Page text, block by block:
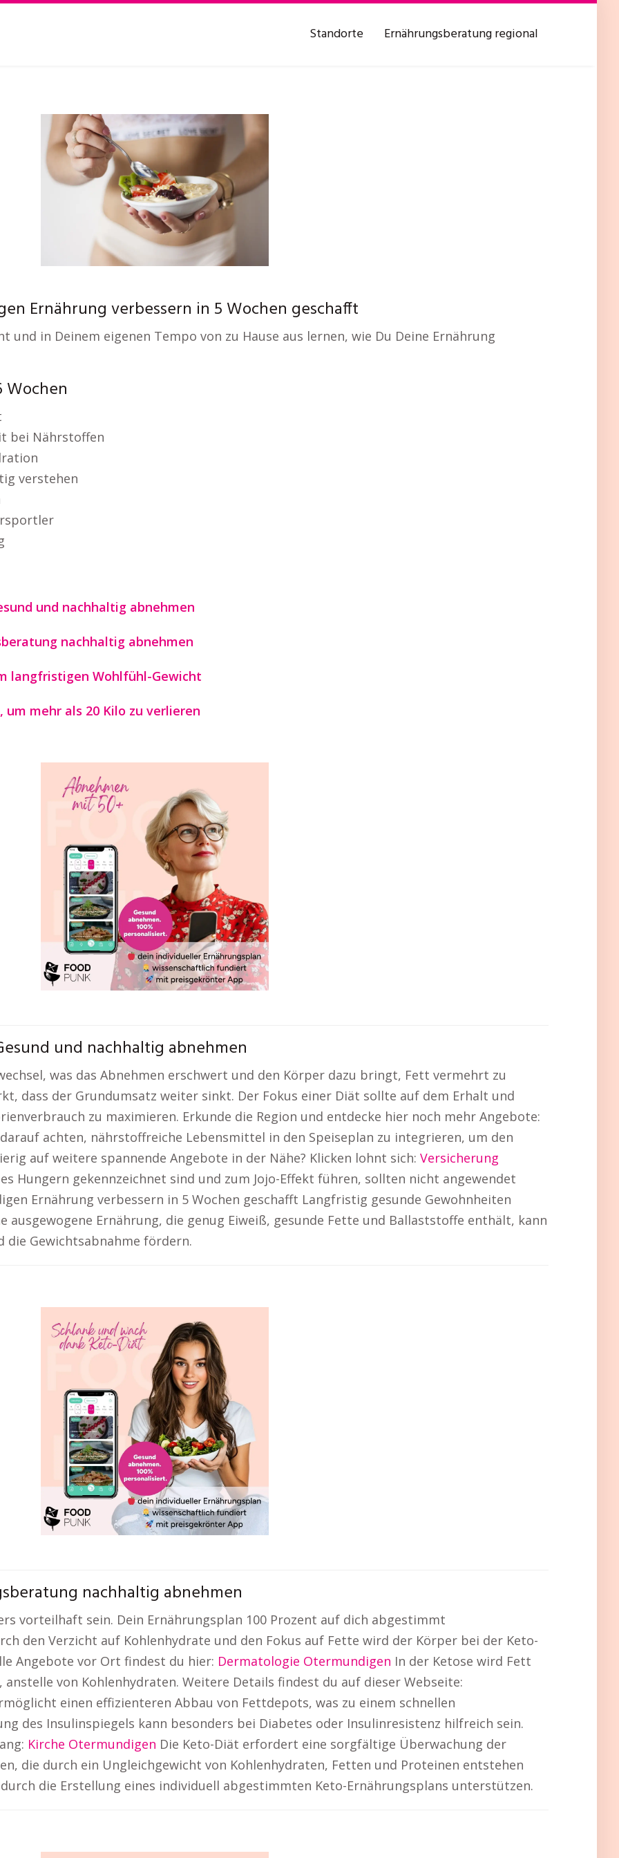
Standorte Ernährungsberatung regional
Ernährung verbessern in 5 Wochen geschafft
in Deinem eigenen Tempo von zu Hause aus lernen, wie Du Deine Ernährung
Wochen
bei Nährstoffen
verstehen
und nachhaltig abnehmen
nachhaltig abnehmen
langfristigen Wohlfühl-Gewicht
um mehr als 20 Kilo zu verlieren
und nachhaltig abnehmen
was das Abnehmen erschwert und den Körper dazu bringt, Fett vermehrt zu
dass der Grundumsatz weiter sinkt. Der Fokus einer Diät sollte auf dem Erhalt und
zu maximieren. Erkunde die Region und entdecke hier noch mehr Angebote:
achten, nährstoffreiche Lebensmittel in den Speiseplan zu integrieren, um den
auf weitere spannende Angebote in der Nähe? Klicken lohnt sich: Versicherung
Hungern gekennzeichnet sind und zum Jojo-Effekt führen, sollten nicht angewendet
Ernährung verbessern in 5 Wochen geschafft Langfristig gesunde Gewohnheiten
ausgewogene Ernährung, die genug Eiweiß, gesunde Fette und Ballaststoffe enthält, kann
die Gewichtsabnahme fördern.
nachhaltig abnehmen
vorteilhaft sein. Dein Ernährungsplan 100 Prozent auf dich abgestimmt
den Verzicht auf Kohlenhydrate und den Fokus auf Fette wird der Körper bei der Keto-
Angebote vor Ort findest du hier: Dermatologie Otermundigen In der Ketose wird Fett
von Kohlenhydraten. Weitere Details findest du auf dieser Webseite:
einen effizienteren Abbau von Fettdepots, was zu einem schnellen
des Insulinspiegels kann besonders bei Diabetes oder Insulinresistenz hilfreich sein.
Kirche Otermundigen Die Keto-Diät erfordert eine sorgfältige Überwachung der
die durch ein Ungleichgewicht von Kohlenhydraten, Fetten und Proteinen entstehen
die Erstellung eines individuell abgestimmten Keto-Ernährungsplans unterstützen.